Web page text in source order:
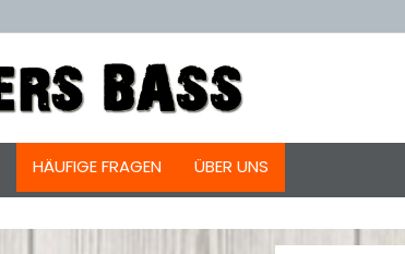
HÄUFIGE FRAGEN ÜBER UNS